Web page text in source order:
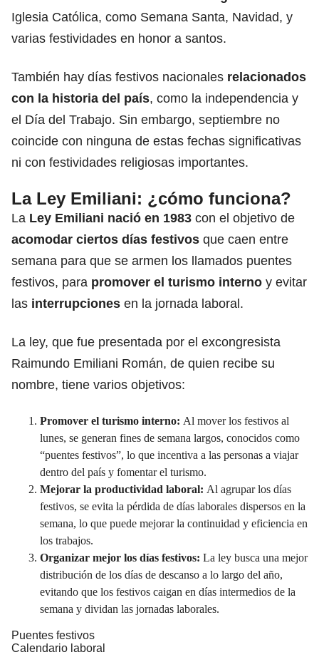
Iglesia Católica, como Semana Santa, Navidad, y
varias festividades en honor a santos.
También hay días festivos nacionales relacionados
con la historia del país, como la independencia y
el Día del Trabajo. Sin embargo, septiembre no
coincide con ninguna de estas fechas significativas
ni con festividades religiosas importantes.
La Ley Emiliani: ¿cómo funciona?
La Ley Emiliani nació en 1983 con el objetivo de
acomodar ciertos días festivos que caen entre
semana para que se armen los llamados puentes
festivos, para promover el turismo interno y evitar
las interrupciones en la jornada laboral.
La ley, que fue presentada por el excongresista
Raimundo Emiliani Román, de quien recibe su
nombre, tiene varios objetivos:
Promover el turismo interno: Al mover los festivos al
lunes, se generan fines de semana largos, conocidos como
“puentes festivos”, lo que incentiva a las personas a viajar
dentro del país y fomentar el turismo.
Mejorar la productividad laboral: Al agrupar los días
festivos, se evita la pérdida de días laborales dispersos en la
semana, lo que puede mejorar la continuidad y eficiencia en
los trabajos.
Organizar mejor los días festivos: La ley busca una mejor
distribución de los días de descanso a lo largo del año,
evitando que los festivos caigan en días intermedios de la
semana y dividan las jornadas laborales.
Puentes festivos
Calendario laboral